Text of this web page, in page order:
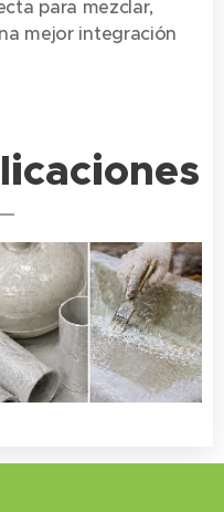
para mezclar,
mejor integración